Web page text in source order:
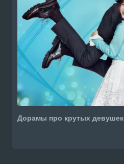
Дорамы про крутых девушек